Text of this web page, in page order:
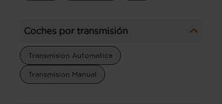
Coches por transmisión
Transmision Automatica
Transmision Manual